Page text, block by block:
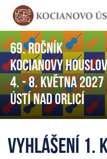
69. ročník
Kocianovy
4. - 8. května 2027
Ústí nad Orlicí
Vyhlášení 1.